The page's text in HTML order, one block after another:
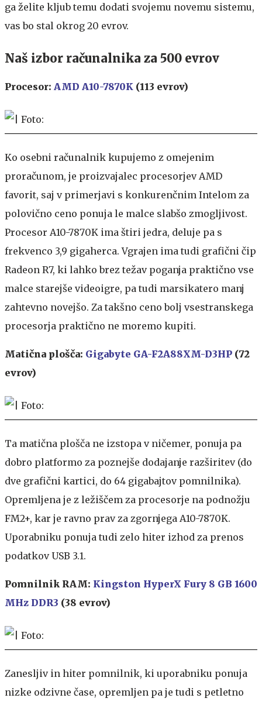
ga želite kljub temu dodati svojemu novemu sistemu,
vas bo stal okrog 20 evrov.
Naš izbor računalnika za 500 evrov
Procesor: AMD A10-7870K (113 evrov)
Ko osebni računalnik kupujemo z omejenim
proračunom, je proizvajalec procesorjev AMD
favorit, saj v primerjavi s konkurenčnim Intelom za
polovično ceno ponuja le malce slabšo zmogljivost.
Procesor A10-7870K ima štiri jedra, deluje pa s
frekvenco 3,9 gigaherca. Vgrajen ima tudi grafični čip
Radeon R7, ki lahko brez težav poganja praktično vse
malce starejše videoigre, pa tudi marsikatero manj
zahtevno novejšo. Za takšno ceno bolj vsestranskega
procesorja praktično ne moremo kupiti.
Matična plošča: Gigabyte GA-F2A88XM-D3HP (72
evrov)
Ta matična plošča ne izstopa v ničemer, ponuja pa
dobro platformo za poznejše dodajanje razširitev (do
dve grafični kartici, do 64 gigabajtov pomnilnika).
Opremljena je z ležiščem za procesorje na podnožju
FM2+, kar je ravno prav za zgornjega A10-7870K.
Uporabniku ponuja tudi zelo hiter izhod za prenos
podatkov USB 3.1.
Pomnilnik RAM: Kingston HyperX Fury 8 GB 1600
MHz DDR3 (38 evrov)
Zanesljiv in hiter pomnilnik, ki uporabniku ponuja
nizke odzivne čase, opremljen pa je tudi s petletno